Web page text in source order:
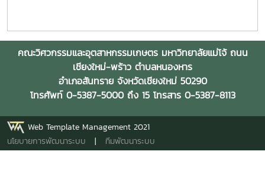
คณะวิศวกรรมและอุตสาหกรรมเกษตร มหาวิทยาลัยแม่โจ้ ถนน
เชียงใหม่-พร้าว ตำบลหนองหาร
อำเภอสันทราย จังหวัดเชียงใหม่ 50290
โทรศัพท์ 0-5387-5000 ถึง 15 โทรสาร 0-5387-8113
Web Template Management 2021
นโยบายการพัฒนาระบบ | ทีมพัฒนาระบบ